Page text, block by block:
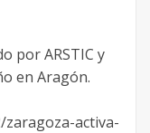
por ARSTIC y
en Aragón.
activa-